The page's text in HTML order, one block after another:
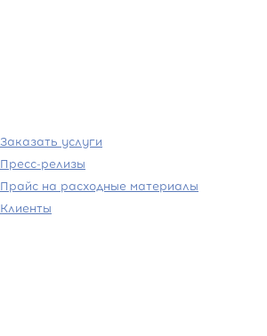
Заказать услуги
Пресс-релизы
Прайс на расходные материалы
Клиенты